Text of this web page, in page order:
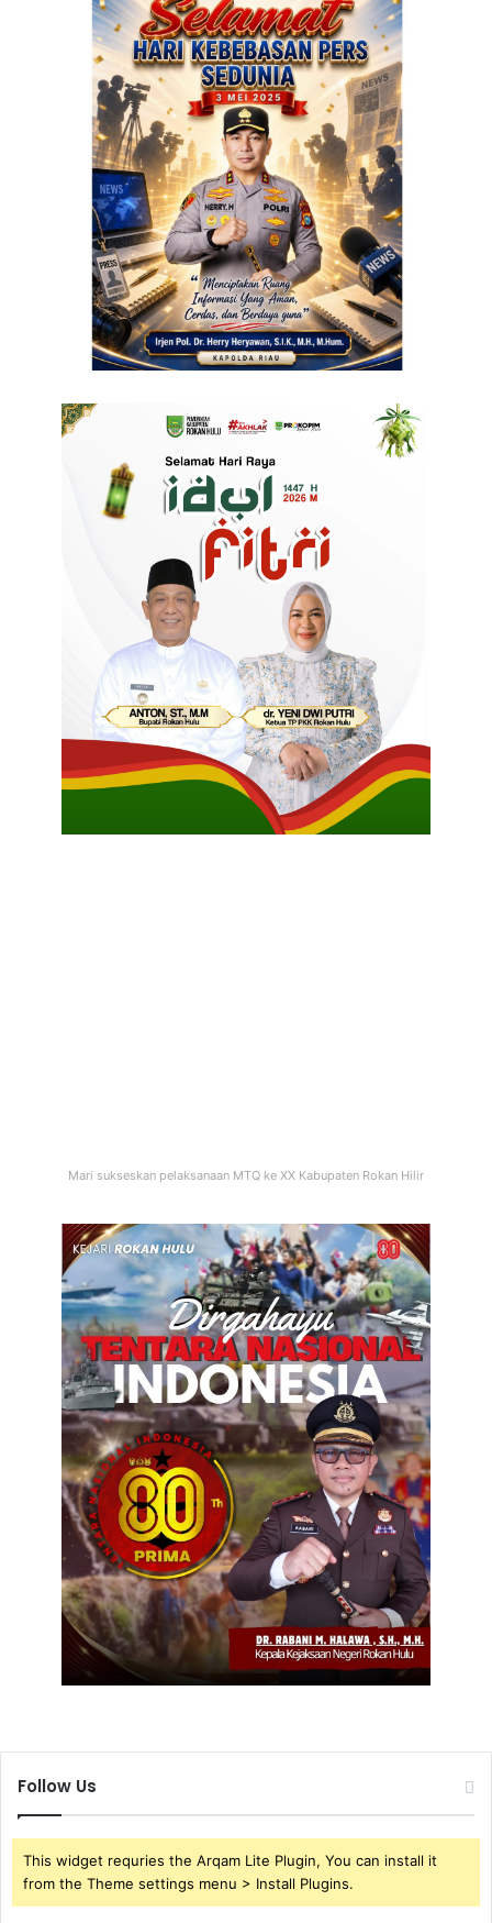
Mari sukseskan pelaksanaan MTQ ke XX Kabupaten Rokan Hilir
Follow Us
This widget requries the Arqam Lite Plugin, You can install it
from the Theme settings menu > Install Plugins.